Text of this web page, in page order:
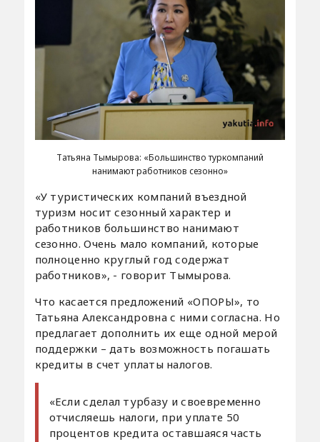
Татьяна Тымырова: «Большинство туркомпаний
нанимают работников сезонно»
«У туристических компаний въездной
туризм носит сезонный характер и
работников большинство нанимают
сезонно. Очень мало компаний, которые
полноценно круглый год содержат
работников», - говорит Тымырова.
Что касается предложений «ОПОРЫ», то
Татьяна Александровна с ними согласна. Но
предлагает дополнить их еще одной мерой
поддержки – дать возможность погашать
кредиты в счет уплаты налогов.
«Если сделал турбазу и своевременно
отчисляешь налоги, при уплате 50
процентов кредита оставшаяся часть